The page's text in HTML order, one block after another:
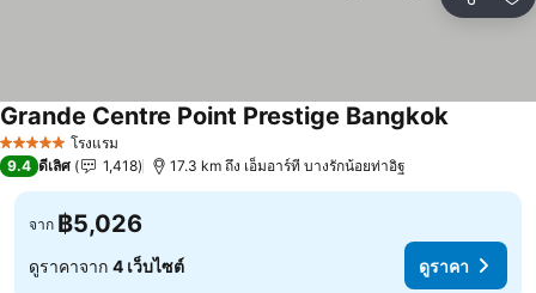
แชร์ เ
5 ดาว โรงแรม
Grande Centre Point Prestige Bangkokดูราคา
9.4 ดีเลิศ 1,418 17.3 km ถึง เอ็มอาร์ที บางรักน้อยท่าอิฐ
จาก ฿5,026
ดูราคาจาก 4 เว็บไซต์ ดูราคา